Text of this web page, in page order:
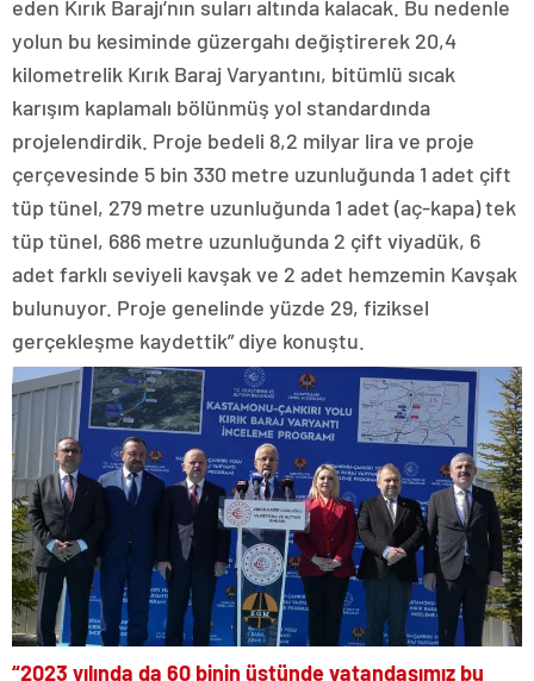
eden Kırık Barajı’nın suları altında kalacak. Bu nedenle
yolun bu kesiminde güzergahı değiştirerek 20,4
kilometrelik Kırık Baraj Varyantını, bitümlü sıcak
karışım kaplamalı bölünmüş yol standardında
projelendirdik. Proje bedeli 8,2 milyar lira ve proje
çerçevesinde 5 bin 330 metre uzunluğunda 1 adet çift
tüp tünel, 279 metre uzunluğunda 1 adet (aç-kapa) tek
tüp tünel, 686 metre uzunluğunda 2 çift viyadük, 6
adet farklı seviyeli kavşak ve 2 adet hemzemin Kavşak
bulunuyor. Proje genelinde yüzde 29, fiziksel
gerçekleşme kaydettik” diye konuştu.
“2023 yılında da 60 binin üstünde vatandaşımız bu